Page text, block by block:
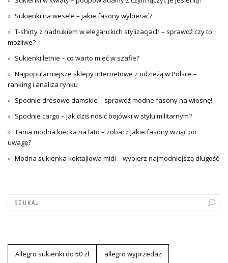
Sukienki na wesele – jakie fasony wybierać?
T-shirty z nadrukiem w eleganckich stylizacjach – sprawdź czy to
możliwe?
Sukienki letnie – co warto mieć w szafie?
Najpopularniejsze sklepy internetowe z odzieżą w Polsce –
ranking i analiza rynku
Spodnie dresowe damskie – sprawdź modne fasony na wiosnę!
Spodnie cargo – jak dziś nosić bojówki w stylu militarnym?
Tania modna kiecka na lato – zobacz jakie fasony wziąć po
uwagę?
Modna sukienka koktajlowa midi – wybierz najmodniejszą długość
Allegro sukienki do 50 zł allegro wyprzedaż